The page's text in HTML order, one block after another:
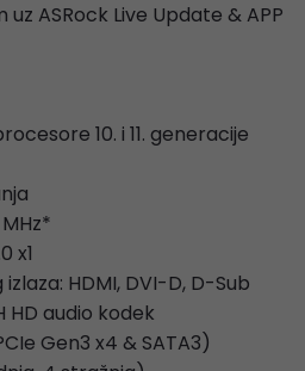
ASRock Live Update & APP
10. i 11. generacije
x1
HDMI, DVI-D, D-Sub
HD audio kodek
Gen3 x4 & SATA3)